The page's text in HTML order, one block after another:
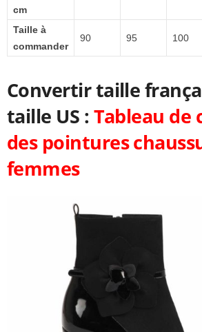
cm
Taille à
commander
90 95 100
Convertir taille
taille US :Tableau de
des pointures
femmes